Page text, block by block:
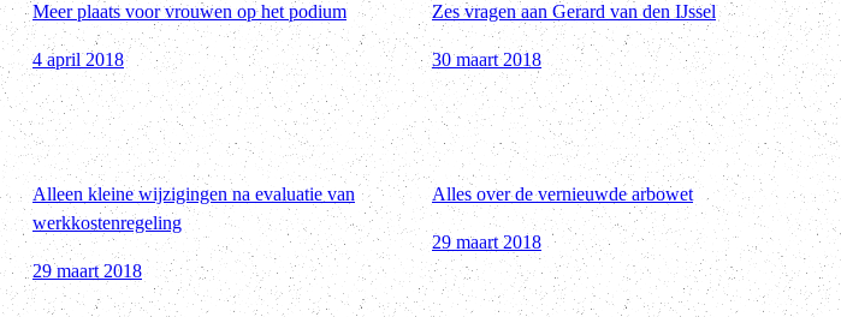
Meer plaats voor vrouwen op het podium
4 april 2018
Zes vragen aan Gerard van den IJssel
30 maart 2018
Alleen kleine wijzigingen na evaluatie van
werkkostenregeling
29 maart 2018
Alles over de vernieuwde arbowet
29 maart 2018